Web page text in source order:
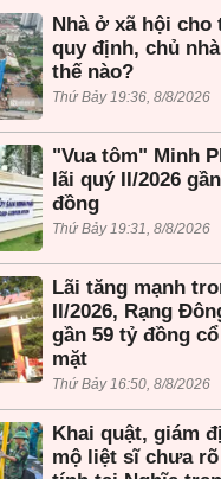
Nhà ở xã hội cho
quy định, chủ
thế nào?
Thứ Bảy 19:36, 8/8/2026
"Vua tôm" Minh
lãi quý II/2026
đồng
Thứ Bảy 19:31, 8/8/2026
Lãi tăng mạnh
II/2026, Rạng
gần 59 tỷ đồng
mặt
Thứ Bảy 16:50, 8/8/2026
Khai quật, giám
mộ liệt sĩ chưa